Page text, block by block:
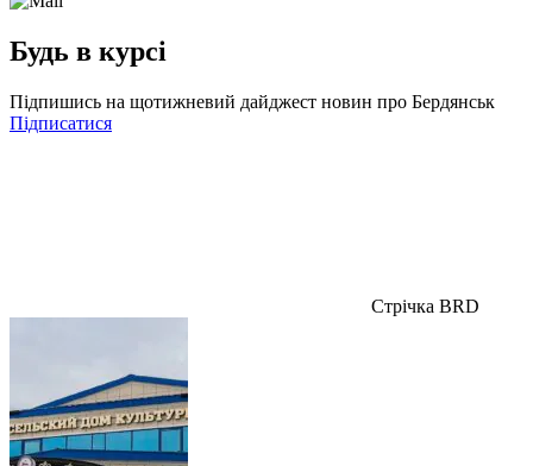
Будь в курсі
Підпишись на щотижневий дайджест новин про Бердянськ
Підписатися
Стрічка BRD